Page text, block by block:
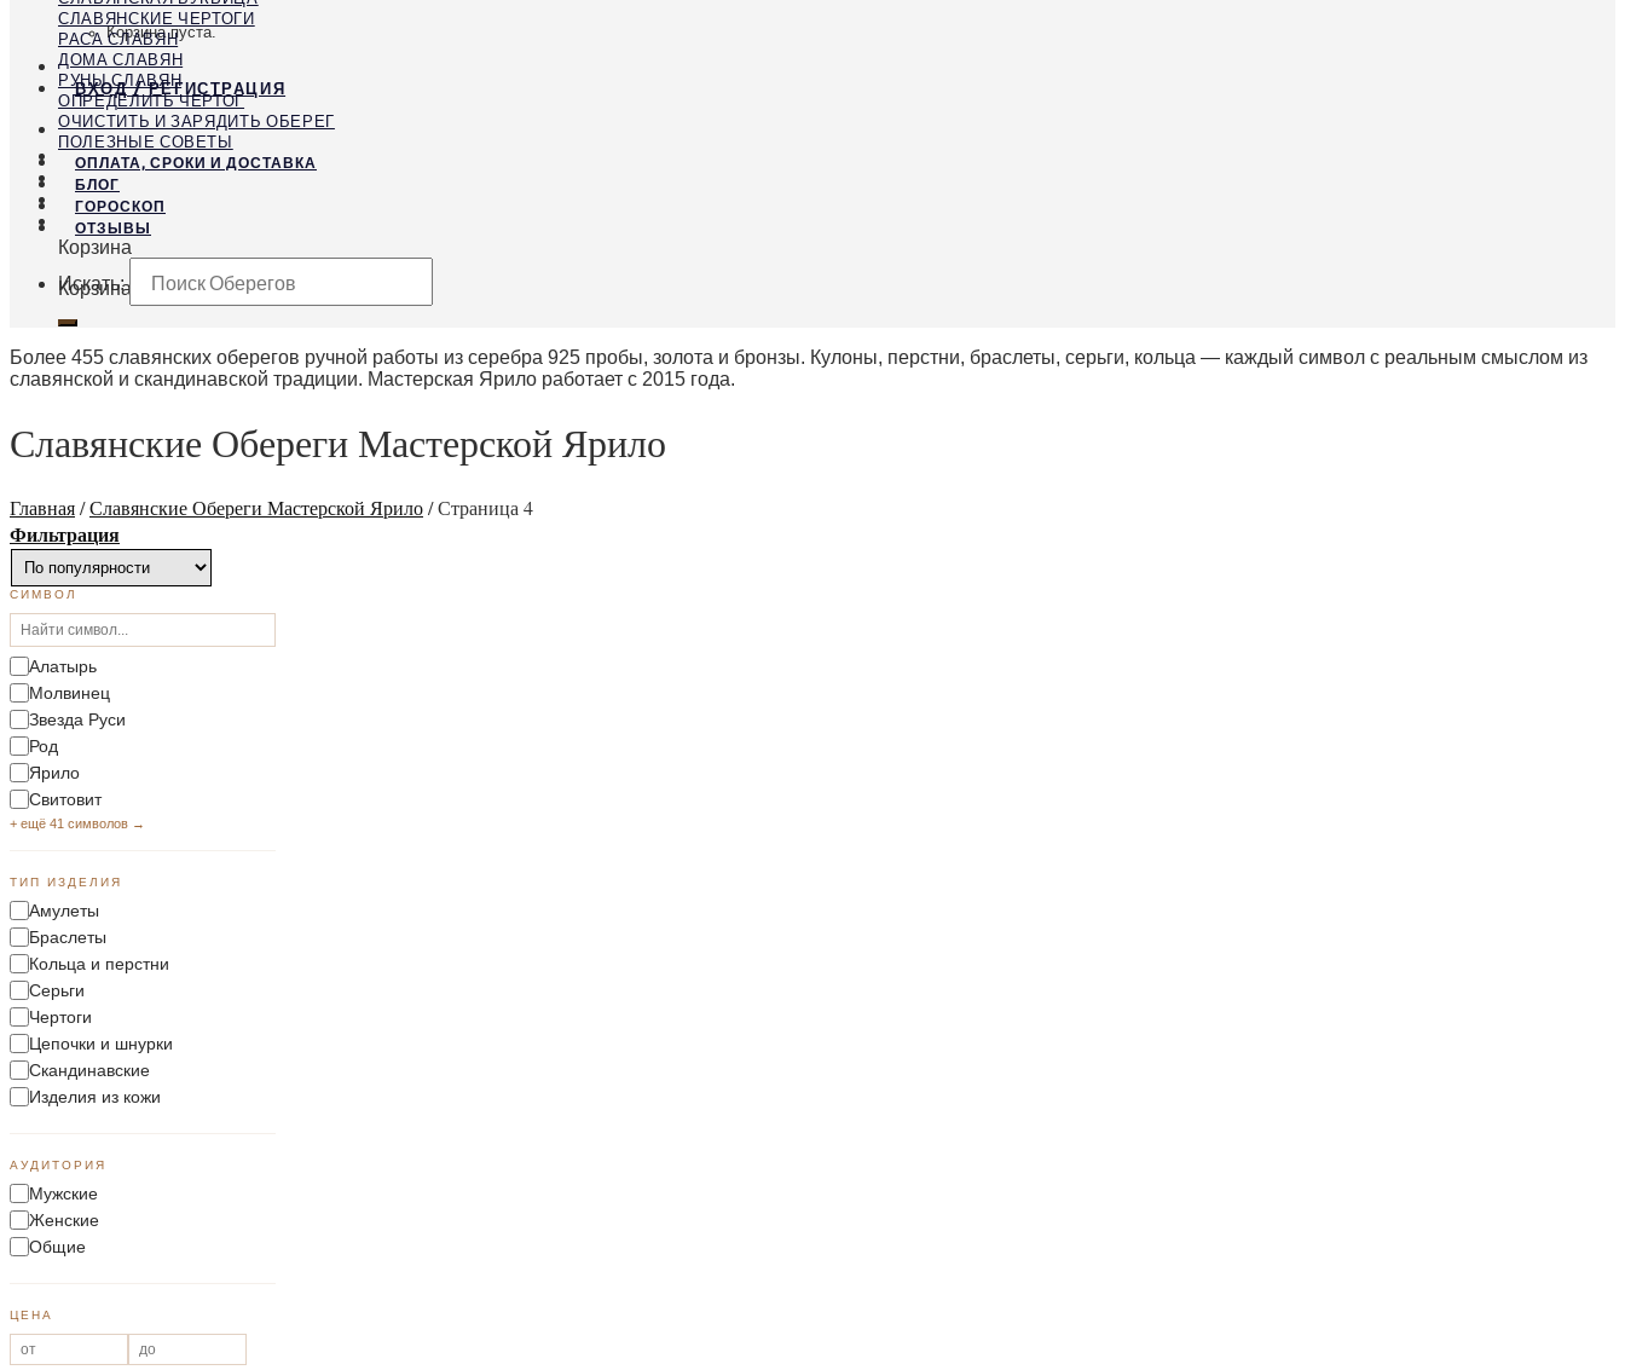
Корзина пуста.
ВХОД / РЕГИСТРАЦИЯ
Корзина
Корзина пуста.
СЛАВЯНСКИЕ ЧЕРТОГИ
РАСА СЛАВЯН
ДОМА СЛАВЯН
РУНЫ СЛАВЯН
ОПРЕДЕЛИТЬ ЧЕРТОГ
ОЧИСТИТЬ И ЗАРЯДИТЬ ОБЕРЕГ
ПОЛЕЗНЫЕ СОВЕТЫ
ОПЛАТА, СРОКИ И ДОСТАВКА
БЛОГ
ГОРОСКОП
ОТЗЫВЫ
Искать:
Более 455 славянских оберегов ручной работы из серебра 925 пробы, золота и бронзы. Кулоны, перстни, браслеты, серьги, кольца — каждый символ с реальным смыслом из
славянской и скандинавской традиции. Мастерская Ярило работает с 2015 года.
Славянские Обереги Мастерской Ярило
Главная/Славянские Обереги Мастерской Ярило/Страница 4
Фильтрация
СИМВОЛ
Алатырь
Молвинец
Звезда Руси
Род
Ярило
Свитовит
+ ещё 41 символов →
ТИП ИЗДЕЛИЯ
Амулеты
Браслеты
Кольца и перстни
Серьги
Чертоги
Цепочки и шнурки
Скандинавские
Изделия из кожи
АУДИТОРИЯ
Мужские
Женские
Общие
ЦЕНА